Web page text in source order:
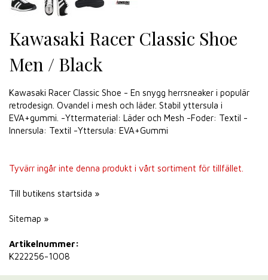
Kawasaki Racer Classic Shoe
Men / Black
Kawasaki Racer Classic Shoe - En snygg herrsneaker i populär
retrodesign. Ovandel i mesh och läder. Stabil yttersula i
EVA+gummi. -Yttermaterial: Läder och Mesh -Foder: Textil -
Innersula: Textil -Yttersula: EVA+Gummi
Tyvärr ingår inte denna produkt i vårt sortiment för tillfället.
Till butikens startsida »
Sitemap »
Artikelnummer:
K222256-1008